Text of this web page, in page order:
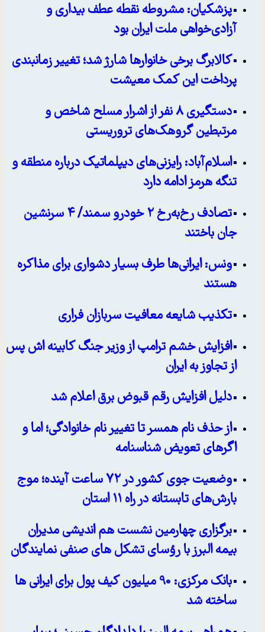
پزشکیان: مشروطه نقطه عطف بیداری و
آزادی‌خواهی ملت ایران بود
کالابرگ برخی خانوارها شارژ شد؛ تغییر زمانبندی
پرداخت این کمک معیشت
دستگیری ۸ نفر از اشرار مسلح شاخص و
مرتبطین گروهک‌های تروریستی
اسلام‌آباد: رایزنی‌های دیپلماتیک درباره منطقه و
تنگه هرمز ادامه دارد
تصادف رخ‌به‌رخ ۲ خودرو سمند/ ۴ سرنشین
جان باختند
ونس: ایرانی‌ها طرف بسیار دشواری برای مذاکره
هستند
تکذیب شایعه معافیت سربازان فراری
افزایش خشم ترامپ از وزیر جنگ کابینه اش پس
از تجاوز به ایران
دلیل افزایش رقم قبوض برق اعلام شد
از حذف نام همسر تا تغییر نام خانوادگی؛ اما و
اگرهای تعویض شناسنامه
وضعیت جوی کشور در ۷۲ ساعت آینده؛ موج
بارش‌های تابستانه در راه ۱۱ استان
برگزاری چهارمین نشست هم اندیشی مدیران
بیمه البرز با رؤسای تشکل های صنفی نمایندگان
بانک مرکزی: 90 میلیون کیف پول برای ایرانی ها
ساخته شد